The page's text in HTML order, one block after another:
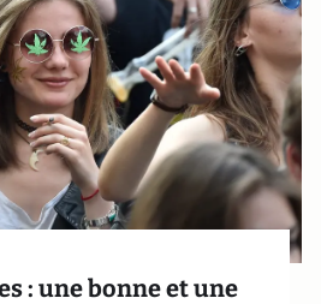
: une bonne et une